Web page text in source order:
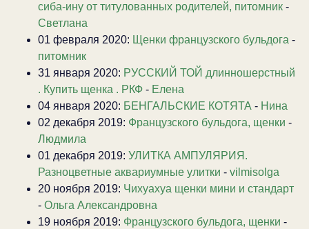
сиба-ину от титулованных родителей, питомник -
Светлана
01 февраля 2020: Щенки французского бульдога -
питомник
31 января 2020: РУССКИЙ ТОЙ длинношерстный
. Купить щенка . РКФ - Елена
04 января 2020: БЕНГАЛЬСКИЕ КОТЯТА - Нина
02 декабря 2019: Французского бульдога, щенки -
Людмила
01 декабря 2019: УЛИТКА АМПУЛЯРИЯ.
Разноцветные аквариумные улитки - vilmisolga
20 ноября 2019: Чихуахуа щенки мини и стандарт
- Ольга Александровна
19 ноября 2019: Французского бульдога, щенки -